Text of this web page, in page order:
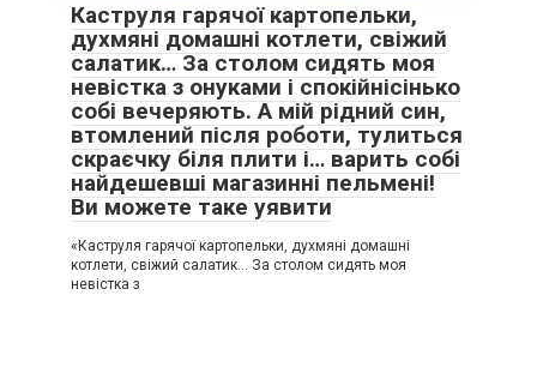
Каструля гарячої картопельки,
духмяні домашні котлети, свіжий
салатик… За столом сидять моя
невістка з онуками і спокійнісінько
собі вечеряють. А мій рідний син,
втомлений після роботи, тулиться
скраєчку біля плити і… варить собі
найдешевші магазинні пельмені!
Ви можете таке уявити
«Каструля гарячої картопельки, духмяні домашні
котлети, свіжий салатик… За столом сидять моя
невістка з